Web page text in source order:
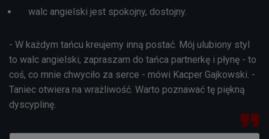
walc angielski jest spokojny, dostojny.
- W każdym tańcu kreujemy inną postać. Mój ulubiony styl
to walc angielski, zapraszam do tańca partnerkę i płynę - to
coś, co mnie chwyciło za serce - mówi Kacper Gajkowski. -
Taniec otwiera na wrażliwość. Warto poznawać tę piękną
dyscyplinę.